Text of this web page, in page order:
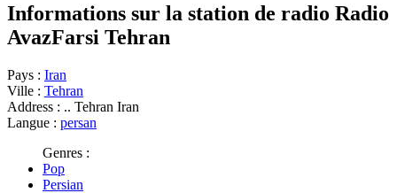
Informations sur la station de radio Radio
AvazFarsi Tehran
Pays : Iran
Ville : Tehran
Address : .. Tehran Iran
Langue : persan
Genres :
Pop
Persian